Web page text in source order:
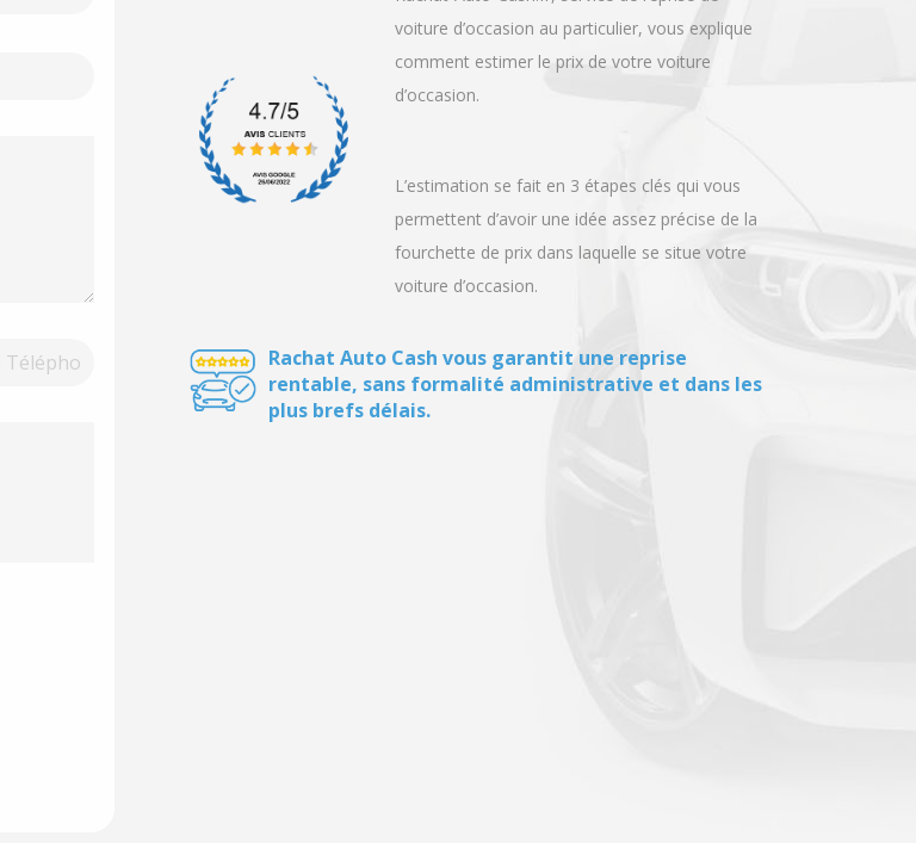
voiture d’occasion au particulier, vous explique
comment estimer le prix de votre voiture
d’occasion.
L’estimation se fait en 3 étapes clés qui vous
permettent d’avoir une idée assez précise de la
fourchette de prix dans laquelle se situe votre
voiture d’occasion.
Rachat Auto Cash vous garantit une reprise
rentable, sans formalité administrative et dans les
plus brefs délais.